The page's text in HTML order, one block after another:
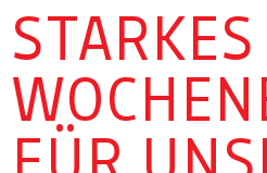
STARKES